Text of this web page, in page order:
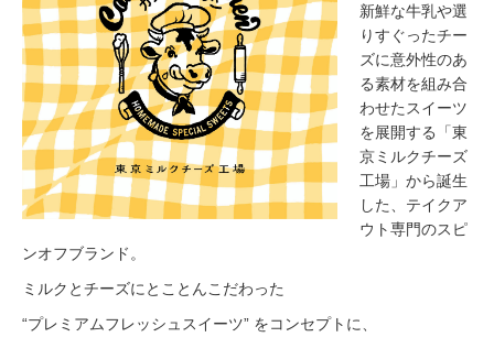
新鮮な牛乳や選
りすぐったチー
ズに意外性のあ
る素材を組み合
わせたスイーツ
を展開する「東
京ミルクチーズ
工場」から誕生
した、テイクア
ウト専門のスピ
ンオフブランド。
ミルクとチーズにとことんこだわった
“プレミアムフレッシュスイーツ” をコンセプトに、